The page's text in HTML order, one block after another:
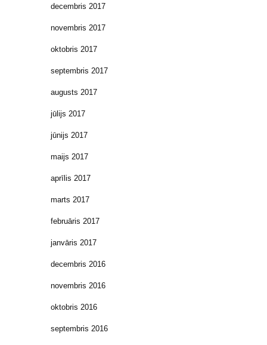
decembris 2017
novembris 2017
oktobris 2017
septembris 2017
augusts 2017
jūlijs 2017
jūnijs 2017
maijs 2017
aprīlis 2017
marts 2017
februāris 2017
janvāris 2017
decembris 2016
novembris 2016
oktobris 2016
septembris 2016